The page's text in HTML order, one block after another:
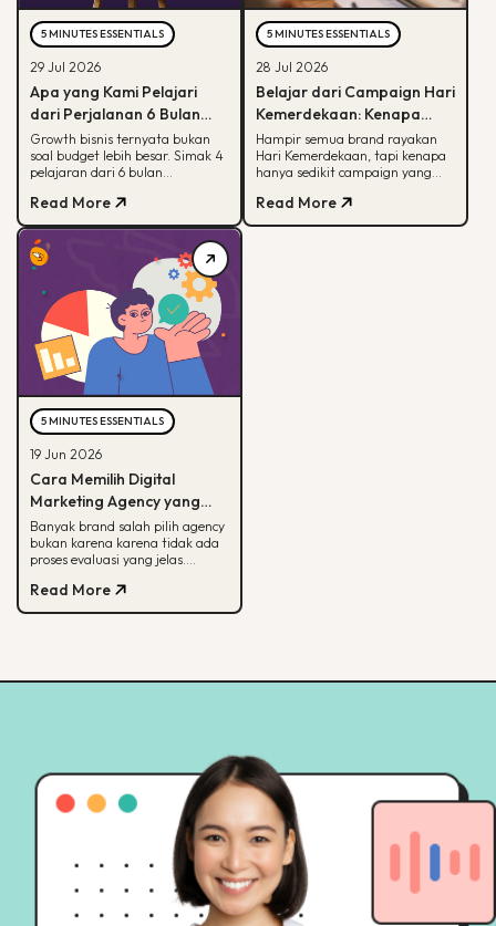
5 MINUTES ESSENTIALS
29 Jul 2026
Apa yang Kami Pelajari
dari Perjalanan 6 Bulan
Membantu Sebuah Brand
Outdoor Bertumbuh
Growth bisnis ternyata bukan
soal budget lebih besar. Simak 4
pelajaran dari 6 bulan
memahami peran tiap channel
marketing
Read More
5 MINUTES ESSENTIALS
28 Jul 2026
Belajar dari Campaign Hari
Kemerdekaan: Kenapa
Hanya Sedikit yang Benar-
Benar Diingat?
Hampir semua brand rayakan
Hari Kemerdekaan, tapi kenapa
hanya sedikit campaign yang
untuk bikin campaign yang
bermakna.
Read More
5 MINUTES ESSENTIALS
19 Jun 2026
Cara Memilih Digital
Marketing Agency yang
Tepat untuk Bisnis Kamu
Banyak brand salah pilih agency
bukan karena karena tidak ada
proses evaluasi yang jelas.
menilai agency dari spesialisasi,
track record, hingga
Read More